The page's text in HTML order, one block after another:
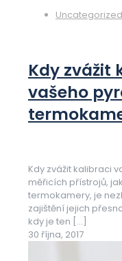
Kdy zvážit
vašeho
Kdy zvážit kalibraci
měřicích přístrojů,
termokamery, je
zajištění jejich
kdy je ten […]
30 října, 2017